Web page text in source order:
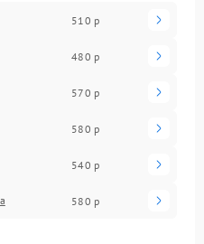
510 р
480 р
570 р
580 р
540 р
580 р